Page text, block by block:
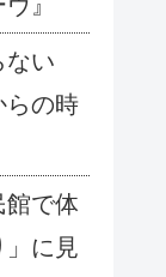
ない
らの時
館で体
」に見